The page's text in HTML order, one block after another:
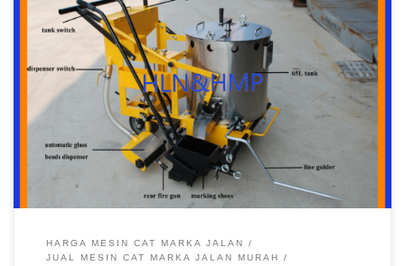
Jual Mesin Cat Marka Jalan, Jual Mesin Cat Marka Papua,
Pabrik Mesin Cat Marka, Jual Mesin Cat Marka Surabaya
Pabrik Mesin Cat Marka Jalan Recomended di Pabrik Rambu
Pabrik Rambu – Kami adalah pabrik rambu atau sebuah kantor
yang menyediakan peralatan keamanan jalan mulai dari Rambu
lalu lintas, Road Barrier, […]
HARGA MESIN CAT MARKA JALAN
JUAL MESIN CAT MARKA JALAN MURAH